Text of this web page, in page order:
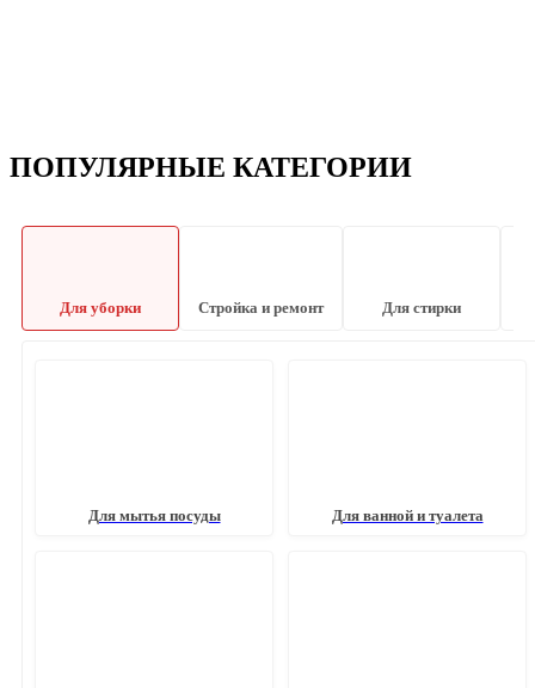
ПОПУЛЯРНЫЕ КАТЕГОРИИ
Для уборки Стройка и ремонт Для стирки
Для мытья посуды Для ванной и туалета